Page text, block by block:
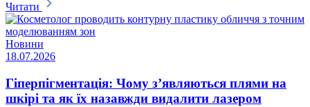
Читати
Новини
18.07.2026
Гіперпігментація: Чому з’являються плями на
шкірі та як їх назавжди видалити лазером